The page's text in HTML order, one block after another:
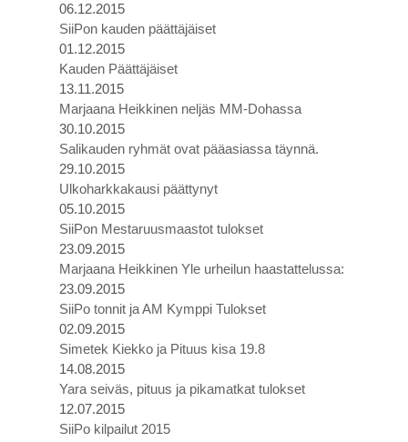
06.12.2015
SiiPon kauden päättäjäiset
01.12.2015
Kauden Päättäjäiset
13.11.2015
Marjaana Heikkinen neljäs MM-Dohassa
30.10.2015
Salikauden ryhmät ovat pääasiassa täynnä.
29.10.2015
Ulkoharkkakausi päättynyt
05.10.2015
SiiPon Mestaruusmaastot tulokset
23.09.2015
Marjaana Heikkinen Yle urheilun haastattelussa:
23.09.2015
SiiPo tonnit ja AM Kymppi Tulokset
02.09.2015
Simetek Kiekko ja Pituus kisa 19.8
14.08.2015
Yara seiväs, pituus ja pikamatkat tulokset
12.07.2015
SiiPo kilpailut 2015